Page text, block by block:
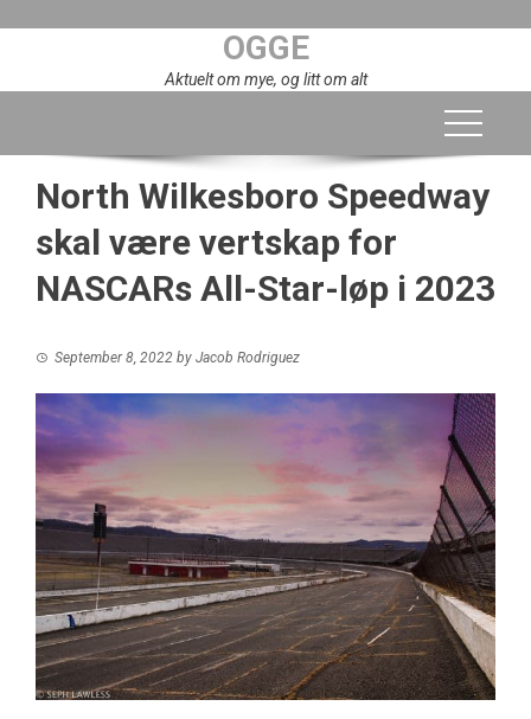
OGGE
Aktuelt om mye, og litt om alt
North Wilkesboro Speedway
skal være vertskap for
NASCARs All-Star-løp i 2023
September 8, 2022 by Jacob Rodriguez